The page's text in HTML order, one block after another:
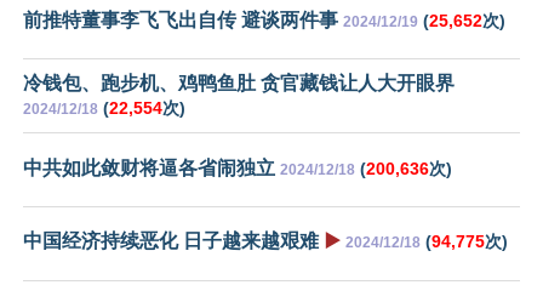
前推特董事李飞飞出自传 避谈两件事 2024/12/19 (25,652次)
冷钱包、跑步机、鸡鸭鱼肚 贪官藏钱让人大开眼界
2024/12/18 (22,554次)
中共如此敛财将逼各省闹独立 2024/12/18 (200,636次)
中国经济持续恶化 日子越来越艰难 ▶️ 2024/12/18 (94,775次)